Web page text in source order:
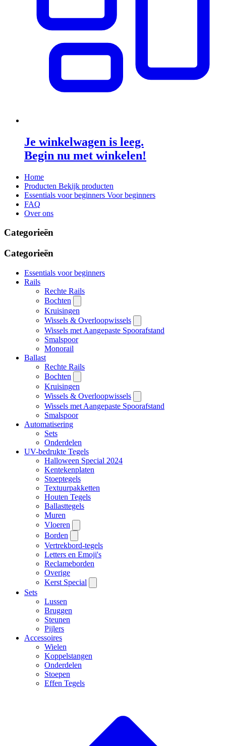
Je winkelwagen is leeg.
Begin nu met winkelen!
Home
Producten Bekijk producten
Essentials voor beginners Voor beginners
FAQ
Over ons
Categorieën
Categorieën
Essentials voor beginners
Rails
Rechte Rails
Bochten
Kruisingen
Wissels & Overloopwissels
Wissels met Aangepaste Spoorafstand
Smalspoor
Monorail
Ballast
Rechte Rails
Bochten
Kruisingen
Wissels & Overloopwissels
Wissels met Aangepaste Spoorafstand
Smalspoor
Automatisering
Sets
Onderdelen
UV-bedrukte Tegels
Halloween Special 2024
Kentekenplaten
Stoeptegels
Textuurpakketten
Houten Tegels
Ballasttegels
Muren
Vloeren
Borden
Vertrekbord-tegels
Letters en Emoji's
Reclameborden
Overige
Kerst Special
Sets
Lussen
Bruggen
Steunen
Pijlers
Accessoires
Wielen
Koppelstangen
Onderdelen
Stoepen
Effen Tegels